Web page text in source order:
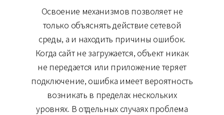
Освоение механизмов позволяет не
только объяснять действие сетевой
среды, а и находить причины ошибок.
Когда сайт не загружается, объект никак
не передается или приложение теряет
подключение, ошибка имеет вероятность
возникать в пределах нескольких
уровнях. В отдельных случаях проблема